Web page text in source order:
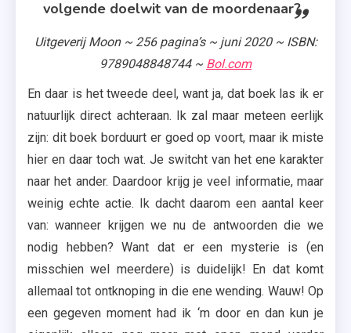
volgende doelwit van de moordenaar?
Uitgeverij Moon ~ 256 pagina’s ~ juni 2020 ~ ISBN:
9789048848744 ~ Bol.com
En daar is het tweede deel, want ja, dat boek las ik er
natuurlijk direct achteraan. Ik zal maar meteen eerlijk
zijn: dit boek borduurt er goed op voort, maar ik miste
hier en daar toch wat. Je switcht van het ene karakter
naar het ander. Daardoor krijg je veel informatie, maar
weinig echte actie. Ik dacht daarom een aantal keer
van: wanneer krijgen we nu de antwoorden die we
nodig hebben? Want dat er een mysterie is (en
misschien wel meerdere) is duidelijk! En dat komt
allemaal tot ontknoping in die ene wending. Wauw! Op
een gegeven moment had ik ‘m door en dan kun je